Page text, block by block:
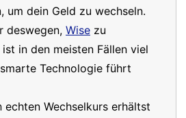
um dein Geld zu wechseln.
deswegen, Wise zu
in den meisten Fällen viel
Technologie führt
echten Wechselkurs erhältst